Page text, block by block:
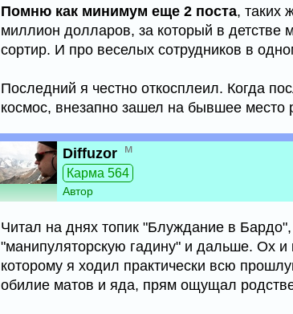
Помню как минимум еще 2 поста, таких
миллион долларов, за который в детстве
сортир. И про веселых сотрудников в
Последний я честно откосплеил. Когда
космос, внезапно зашел на бывшее место
Diffuzor м
Карма 564
Автор
Читал на днях топик "Блуждание в
"манипуляторскую гадину" и дальше. Ох
которому я ходил практически всю
обилие матов и яда, прям ощущал